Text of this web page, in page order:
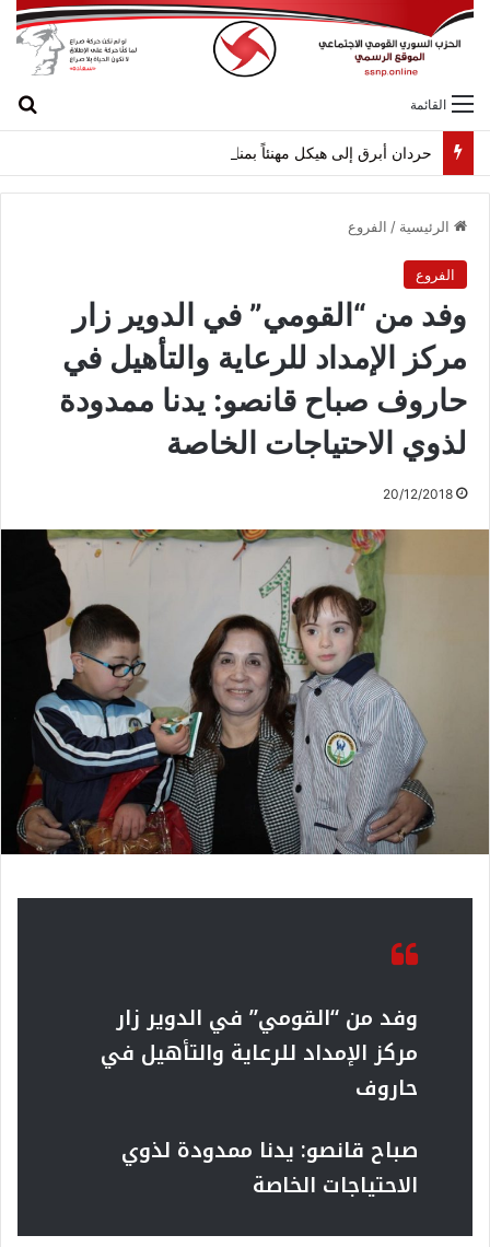
القائمة
حردان أبرق إلى هيكل مهنئاً بمناسبة عيد الجيش
الرئيسية / الفروع
الفروع
وفد من “القومي” في الدوير زار
مركز الإمداد للرعاية والتأهيل في
حاروف صباح قانصو: يدنا ممدودة
لذوي الاحتياجات الخاصة
20/12/2018
وفد من “القومي” في الدوير زار
مركز الإمداد للرعاية والتأهيل في
حاروف
صباح قانصو: يدنا ممدودة لذوي
الاحتياجات الخاصة